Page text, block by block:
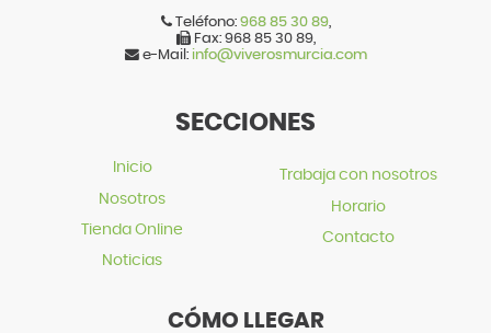
Teléfono: 968 85 30 89,
Fax: 968 85 30 89,
e-Mail: info@viverosmurcia.com
SECCIONES
Inicio
Nosotros
Tienda Online
Noticias
Trabaja con nosotros
Horario
Contacto
CÓMO LLEGAR